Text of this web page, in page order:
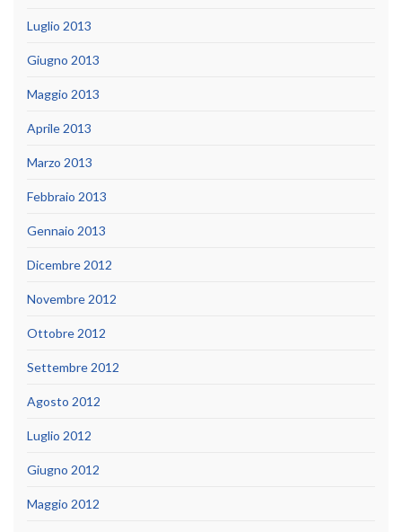
Luglio 2013
Giugno 2013
Maggio 2013
Aprile 2013
Marzo 2013
Febbraio 2013
Gennaio 2013
Dicembre 2012
Novembre 2012
Ottobre 2012
Settembre 2012
Agosto 2012
Luglio 2012
Giugno 2012
Maggio 2012